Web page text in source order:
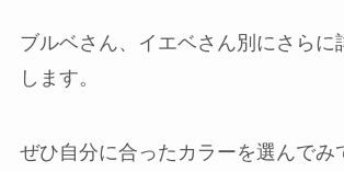
ブルベさん、イエベさん別にさらに
します。
ぜひ自分に合ったカラーを選んでみ